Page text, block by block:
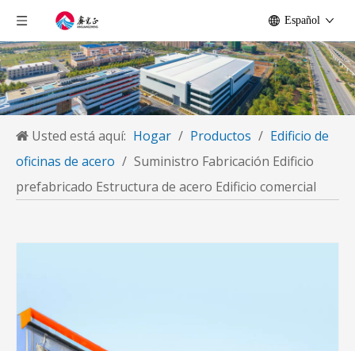
Español
Usted está aquí: Hogar / Productos / Edificio de
oficinas de acero / Suministro Fabricación Edificio
prefabricado Estructura de acero Edificio comercial